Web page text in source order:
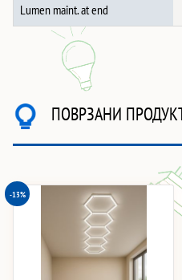
Lumen maint. at end
ПОВРЗАНИ
-13%